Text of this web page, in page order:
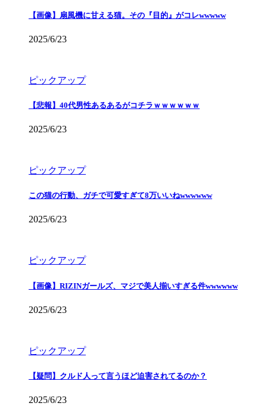
【画像】扇風機に甘える猫。その『目的』がコレwwwww
2025/6/23
ピックアップ
【悲報】40代男性あるあるがコチラｗｗｗｗｗｗ
2025/6/23
ピックアップ
この猫の行動、ガチで可愛すぎて8万いいねwwwwww
2025/6/23
ピックアップ
【画像】RIZINガールズ、マジで美人揃いすぎる件wwwwww
2025/6/23
ピックアップ
【疑問】クルド人って言うほど迫害されてるのか？
2025/6/23